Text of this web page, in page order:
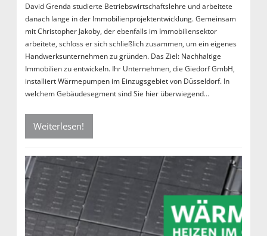
David Grenda studierte Betriebswirtschaftslehre und arbeitete
danach lange in der Immobilienprojektentwicklung. Gemeinsam
mit Christopher Jakoby, der ebenfalls im Immobiliensektor
arbeitete, schloss er sich schließlich zusammen, um ein eigenes
Handwerksunternehmen zu gründen. Das Ziel: Nachhaltige
Immobilien zu entwickeln. Ihr Unternehmen, die Giedorf GmbH,
installiert Wärmepumpen im Einzugsgebiet von Düsseldorf. In
welchem Gebäudesegment sind Sie hier überwiegend…
Weiterlesen!